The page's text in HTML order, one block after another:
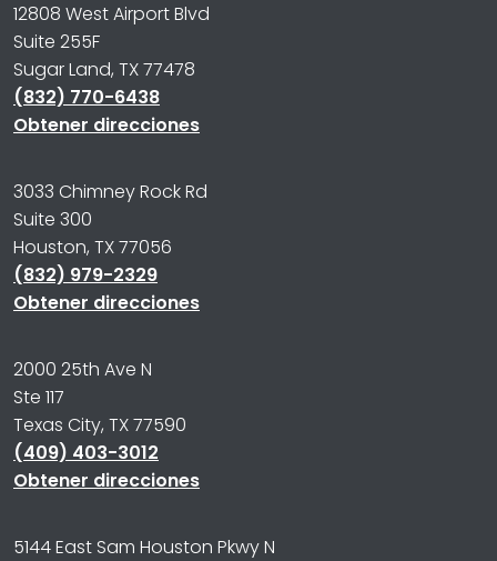
12808 West Airport Blvd
Suite 255F
Sugar Land, TX 77478
(832) 770-6438
Obtener direcciones
3033 Chimney Rock Rd
Suite 300
Houston, TX 77056
(832) 979-2329
Obtener direcciones
2000 25th Ave N
Ste 117
Texas City, TX 77590
(409) 403-3012
Obtener direcciones
5144 East Sam Houston Pkwy N